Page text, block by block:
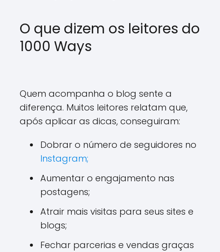
O que dizem os leitores do
1000 Ways
Quem acompanha o blog sente a
diferença. Muitos leitores relatam que,
após aplicar as dicas, conseguiram:
Dobrar o número de seguidores no
Instagram;
Aumentar o engajamento nas
postagens;
Atrair mais visitas para seus sites e
blogs;
Fechar parcerias e vendas graças